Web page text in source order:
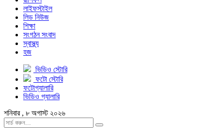
লাইফস্টাইল
লিড নিউজ
শিক্ষা
সংগঠন সংবাদ
স্বাস্থ্য
হজ
ভিডিও স্টোরি
ফটো স্টোরি
ফটোগ্যালারি
ভিডিও গ্যালারি
শনিবার , ৮ অগাস্ট ২০২৬